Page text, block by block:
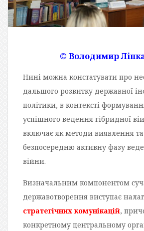
© Володимир
Нині можна констатувати про
дальшого розвитку державної
політики, в контексті
успішного ведення гібридної
включає як методи виявлення та
безпосередню активну фазу
війни.
Визначальним компонентом
державотворення виступає
стратегічних комунікацій,
конкретному центральному